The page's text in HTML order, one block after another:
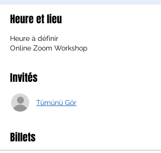
Heure et lieu
Heure à définir
Online Zoom Workshop
Invités
Tümünü Gör
Billets